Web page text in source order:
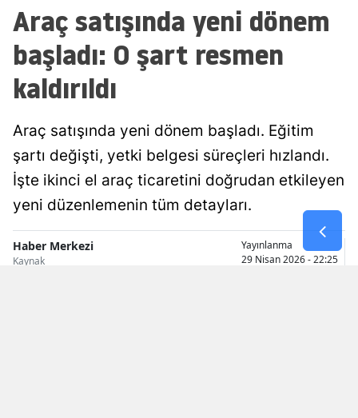
Konya
Kütahya
Kahramanmaraş
Mardin
Muğla
Muş
Araç satışında yeni dönem
başladı: O şart resmen
kaldırıldı
Araç satışında yeni dönem başladı. Eğitim
şartı değişti, yetki belgesi süreçleri hızlandı.
İşte ikinci el araç ticaretini doğrudan etkileyen
yeni düzenlemenin tüm detayları.
Haber Merkezi
Kaynak
Yayınlanma
29 Nisan 2026 - 22:25